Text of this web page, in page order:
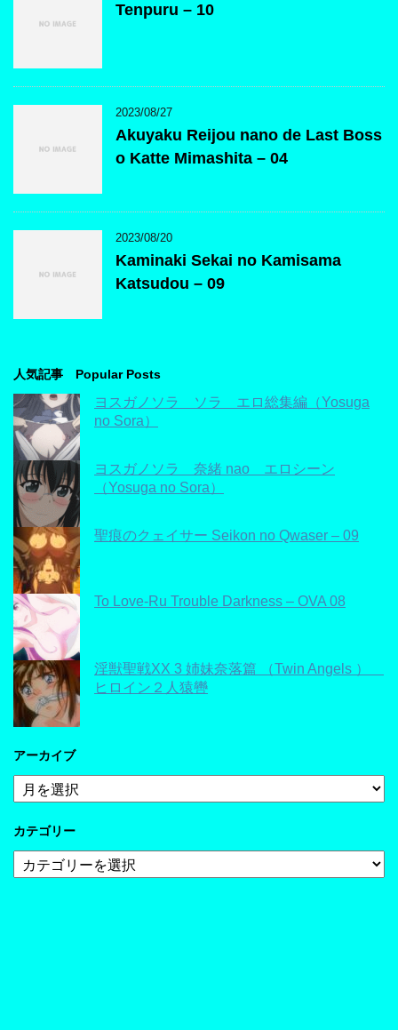
Tenpuru – 10
2023/08/27
Akuyaku Reijou nano de Last Boss
o Katte Mimashita – 04
2023/08/20
Kaminaki Sekai no Kamisama
Katsudou – 09
人気記事 Popular Posts
ヨスガノソラ ソラ エロ総集編（Yosuga
no Sora）
ヨスガノソラ 奈緒 nao エロシーン
（Yosuga no Sora）
聖痕のクェイサー Seikon no Qwaser – 09
To Love-Ru Trouble Darkness – OVA 08
淫獣聖戦XX 3 姉妹奈落篇 （Twin Angels ）
ヒロイン２人猿轡
アーカイブ
ア
ー
イ
カテゴリー
テ